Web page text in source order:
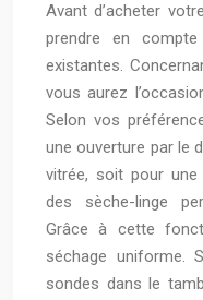
Avant d’acheter
prendre en
existantes.
vous aurez
Selon vos
une ouverture par le
vitrée, soit pour une
des sèche-linge
Grâce à cette
séchage uniforme.
sondes dans le